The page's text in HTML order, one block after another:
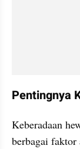
Pentingnya
Keberadaan
berbagai